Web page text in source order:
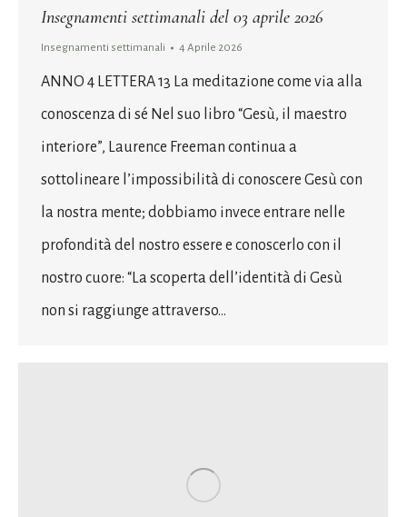
Insegnamenti settimanali del 03 aprile 2026
Insegnamenti settimanali 4 Aprile 2026
ANNO 4 LETTERA 13 La meditazione come via alla
conoscenza di sé Nel suo libro “Gesù, il maestro
interiore”, Laurence Freeman continua a
sottolineare l’impossibilità di conoscere Gesù con
la nostra mente; dobbiamo invece entrare nelle
profondità del nostro essere e conoscerlo con il
nostro cuore: “La scoperta dell’identità di Gesù
non si raggiunge attraverso…